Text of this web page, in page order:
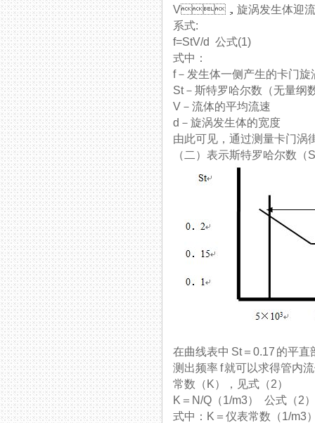
V，旋涡发生体迎流
系式:
f=StV/d 公式(1)
式中：
f－发生体一侧产生的卡门旋
St－斯特罗哈尔数（无量纲
V－流体的平均流速
d－旋涡发生体的宽度
由此可见，通过测量卡门涡
（二）表示斯特罗哈尔数（
在曲线表中 St＝0.17 的平直
测出频率 f 就可以求得管内流体
常数（K），见式（2）
K＝N/Q（1/m3） 公式（2）
式中：K＝仪表常数（1/m3）